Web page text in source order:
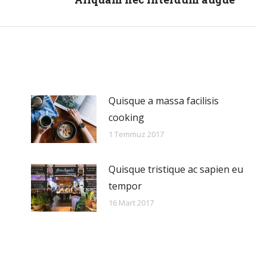
Quisque a massa facilisis
cooking
1 Temmuz 2017
Quisque tristique ac sapien eu
tempor
16 Mart 2017